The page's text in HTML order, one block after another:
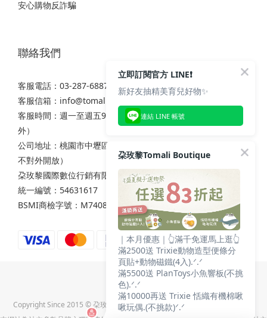
安心購物反詐騙
聯絡我們
客服電話：03-287-6887
客服信箱： info@tomali.com.tw
客服時間：週一至週五9:00-12:00 / 13:00-17:00（國定假日除
外）
公司地址：桃園市中壢區西園路111之2號7樓（非實體店面，
不對外開放）
朶玫黎國際數位行銷有限公司
統一編號：54631617
BSMI商檢字號：M74086
Copyright Since 2015 © 朶玫黎國際數位行銷有限公司(統一編號:54631617)
立即訂閱官方 LINE❗
新好友抽精美育兒好物✨
連結 LINE 帳號
朶玫黎Tomali Boutique
｜本月優惠｜👆滿千免運馬上逛👆
滿2500送 Trixie動物造型便條分
頁貼+動物磁鐵(4入).ᐟ.ᐟ
滿5500送 PlanToys小魚響板(不挑
色).ᐟ.ᐟ
滿10000再送 Trixie 恬織有機棉啾
啾玩偶.(不挑款)ᐟ.ᐟ